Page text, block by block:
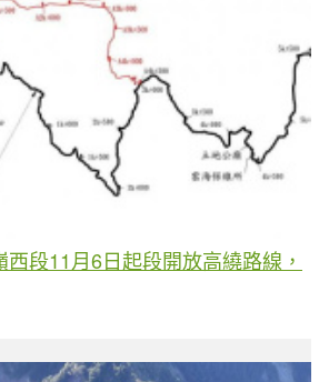
西段11月6日起段開放高繞路線，